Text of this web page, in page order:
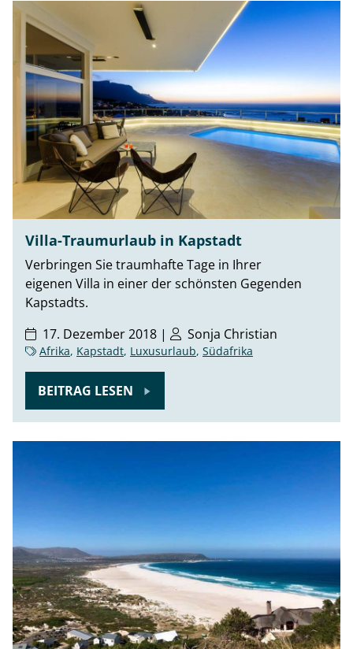
Villa-Traumurlaub in Kapstadt
Verbringen Sie traumhafte Tage in Ihrer
eigenen Villa in einer der schönsten Gegenden
Kapstadts.
17. Dezember 2018 |
Sonja Christian
Afrika, Kapstadt, Luxusurlaub, Südafrika
BEITRAG LESEN